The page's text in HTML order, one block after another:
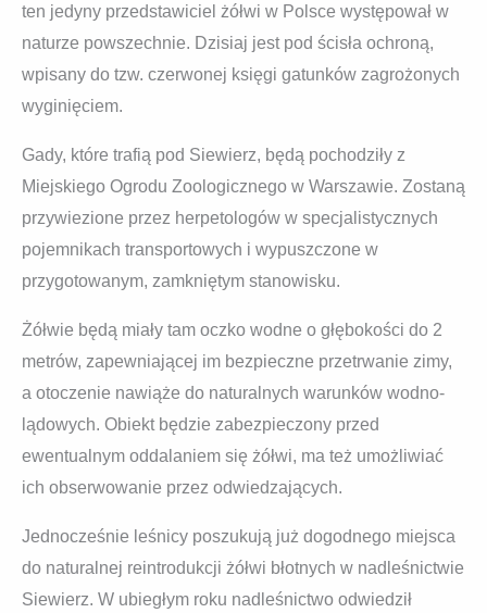
ten jedyny przedstawiciel żółwi w Polsce występował w
naturze powszechnie. Dzisiaj jest pod ścisła ochroną,
wpisany do tzw. czerwonej księgi gatunków zagrożonych
wyginięciem.
Gady, które trafią pod Siewierz, będą pochodziły z
Miejskiego Ogrodu Zoologicznego w Warszawie. Zostaną
przywiezione przez herpetologów w specjalistycznych
pojemnikach transportowych i wypuszczone w
przygotowanym, zamkniętym stanowisku.
Żółwie będą miały tam oczko wodne o głębokości do 2
metrów, zapewniającej im bezpieczne przetrwanie zimy,
a otoczenie nawiąże do naturalnych warunków wodno-
lądowych. Obiekt będzie zabezpieczony przed
ewentualnym oddalaniem się żółwi, ma też umożliwiać
ich obserwowanie przez odwiedzających.
Jednocześnie leśnicy poszukują już dogodnego miejsca
do naturalnej reintrodukcji żółwi błotnych w nadleśnictwie
Siewierz. W ubiegłym roku nadleśnictwo odwiedził